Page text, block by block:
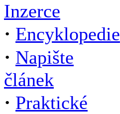
Inzerce
· Encyklopedie
· Napište
článek
· Praktické